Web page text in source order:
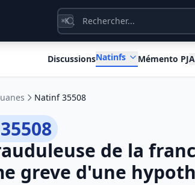
⌘K
DiscussionsNatinfs Mémento PJ
Natinf 35508
de la
greve d'une